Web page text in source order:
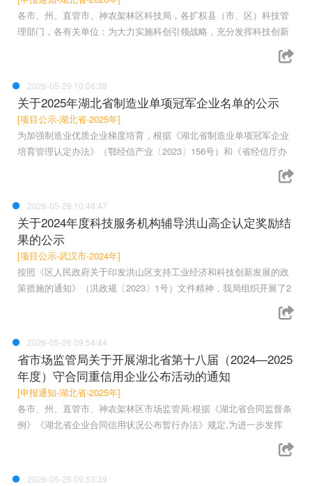
各市、州、直管市、神农架林区科技局，各扩权县（市、区）科技管
理部门，各有关单位：为大力实施科创引领战略，充分发挥科技创新
2026-05-29 10:06:38
关于2025年湖北省制造业单项冠军企业名单的公示
[项目公示-湖北省-2025年]
为加强制造业优质企业梯度培育，根据《湖北省制造业单项冠军企业
培育管理认定办法》（鄂经信产业〔2023〕156号）和《省经信厅办
2026-05-28 10:48:47
关于2024年度科技服务机构辅导洪山高企认定奖励结
果的公示
[项目公示-武汉市-2024年]
按照《区人民政府关于印发洪山区支持工业经济和科技创新发展的政
策措施的通知》（洪政规〔2023〕1号）文件精神，我局组织开展了2
2026-05-26 09:54:44
省市场监管局关于开展湖北省第十八届（2024—2025
年度）守合同重信用企业公布活动的通知
[申报通知-湖北省-2025年]
各市、州、直管市、神农架林区市场监管局:根据《湖北省合同监督条
例》《湖北省企业合同信用状况公布暂行办法》规定,为进一步发挥
2026-05-26 09:53:39